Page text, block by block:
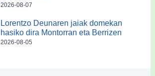
2026-08-07
Lorentzo Deunaren jaiak domekan
hasiko dira Montorran eta Berrizen
2026-08-05